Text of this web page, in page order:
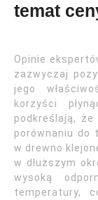
temat
Opinie
zazwyczaj
jego
korzyści
podkreślają,
porównaniu do
w drewno
w dłuższym
wysoką
temperatury,